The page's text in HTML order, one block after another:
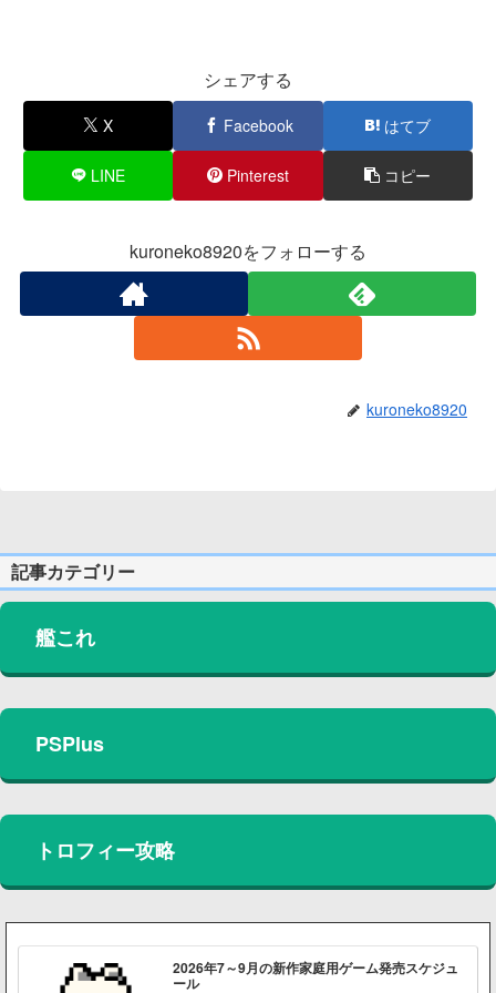
シェアする
X Facebook はてブ
LINE Pinterest コピー
kuroneko8920をフォローする
kuroneko8920
記事カテゴリー
艦これ
PSPlus
トロフィー攻略
2026年7～9月の新作家庭用ゲーム発売スケジュ
ール